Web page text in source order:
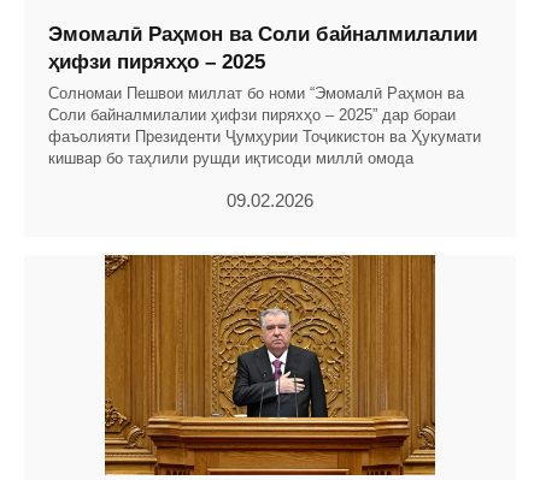
Эмомалӣ Раҳмон ва Соли байналмилалии
ҳифзи пиряхҳо – 2025
Солномаи Пешвои миллат бо номи “Эмомалӣ Раҳмон ва
Соли байналмилалии ҳифзи пиряхҳо – 2025” дар бораи
фаъолияти Президенти Ҷумҳурии Тоҷикистон ва Ҳукумати
кишвар бо таҳлили рушди иқтисоди миллӣ омода
09.02.2026